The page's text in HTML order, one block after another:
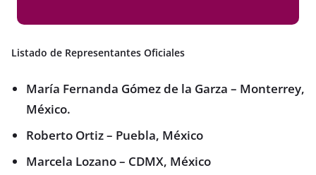
Listado de Representantes Oficiales
María Fernanda Gómez de la Garza – Monterrey,
México.
Roberto Ortiz – Puebla, México
Marcela Lozano – CDMX, México